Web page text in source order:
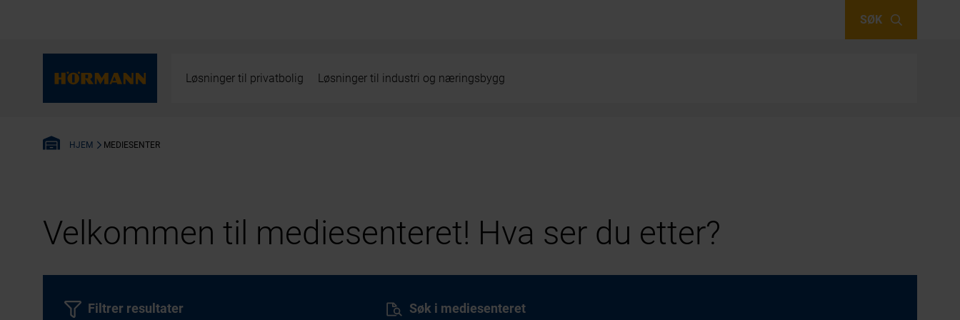
SØK
Løsninger til privatbolig Løsninger til industri og næringsbygg
HJEM MEDIESENTER
Velkommen til mediesenteret! Hva ser du etter?
Søk i mediesenteret
Filtrer resultater